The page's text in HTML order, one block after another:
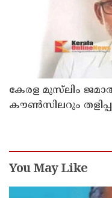
കേരള മുസ്‌ലിം
കൗൺസിലറും
You May Like